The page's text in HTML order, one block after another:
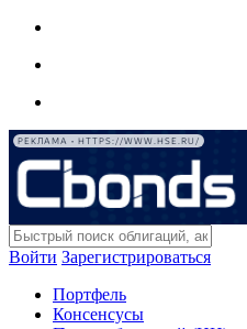
РЕКЛАМА • HTTPS://WWW.HSE.RU/
Войти Зарегистрироваться
Портфель
Консенсусы